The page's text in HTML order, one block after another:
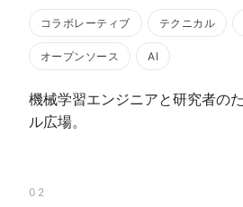
コラボレーティブ テクニカル
オープンソース AI
機械学習エンジニアと研究者の
ル広場。
02